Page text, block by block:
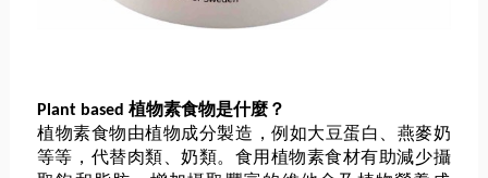
Plant based 植物素食物是什麼？
植物素食物由植物成分製造，例如大豆蛋白、燕麥奶
等等， 代替肉類、奶類。食用植物素食材有助減少攝